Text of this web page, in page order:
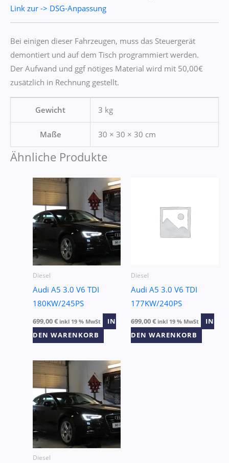
Link zur -> DSG-Anpassung
Bei einigen dieser Fahrzeugen, muss das Steuergerät
demontiert und auf dem Tisch programmiert werden.
Der Aufwand und ggf nötiges Material wird mit 50,00€
zusätzlich in Rechnung gestellt.
Gewicht 3 kg
Maße 30 × 30 × 30 cm
Ähnliche Produkte
Diesel
Audi A5 3.0 V6 TDI
180KW/245PS
699,00€ inkl 19 % MwSt
IN
DEN WARENKORB
Diesel
Audi A5 3.0 V6 TDI
177KW/240PS
699,00€ inkl 19 % MwSt
IN
DEN WARENKORB
Diesel